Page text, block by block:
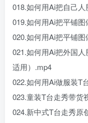
018.如何用Ai把自己
019.如何用Ai把平铺
020.如何用Ai把平铺
021.如何用Ai把外国
适用）.mp4
022.如何用Ai做服装T
023.童装T台走秀带货
024.新中式T台走秀原